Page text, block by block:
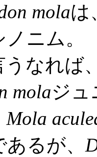
molaは
ニム。
なれば、
molaジュ
Mola
るが、